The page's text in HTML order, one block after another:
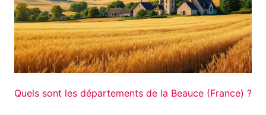
Quels sont les départements de la Beauce (France) ?